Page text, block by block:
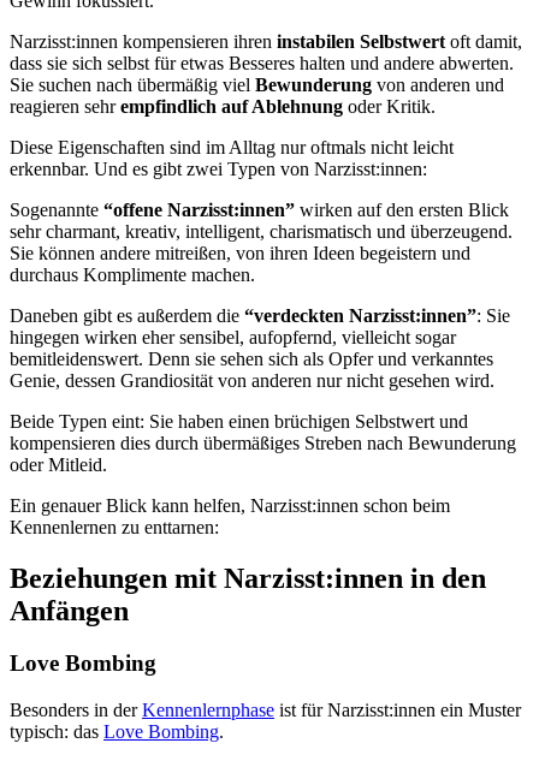
Narzisst:innen kompensieren ihren instabilen Selbstwert oft damit,
dass sie sich selbst für etwas Besseres halten und andere abwerten.
Sie suchen nach übermäßig viel Bewunderung von anderen und
reagieren sehrempfindlich auf Ablehnung oder Kritik.
Diese Eigenschaften sind im Alltag nur oftmals nicht leicht
erkennbar. Und es gibt zwei Typen von Narzisst:innen:
Sogenannte “offene Narzisst:innen” wirken auf den ersten Blick
sehr charmant, kreativ, intelligent, charismatisch und überzeugend.
Sie können andere mitreißen, von ihren Ideen begeistern und
durchaus Komplimente machen.
Daneben gibt es außerdem die “verdeckten Narzisst:innen”: Sie
hingegen wirken eher sensibel, aufopfernd, vielleicht sogar
bemitleidenswert. Denn sie sehen sich als Opfer und verkanntes
Genie, dessen Grandiosität von anderen nur nicht gesehen wird.
Beide Typen eint: Sie haben einen brüchigen Selbstwert und
kompensieren dies durch übermäßiges Streben nach Bewunderung
oder Mitleid.
Ein genauer Blick kann helfen, Narzisst:innen schon beim
Kennenlernen zu enttarnen:
Beziehungen mit Narzisst:innen in den
Anfängen
Love Bombing
Besonders in derKennenlernphase ist für Narzisst:innen ein Muster
typisch: das Love Bombing.